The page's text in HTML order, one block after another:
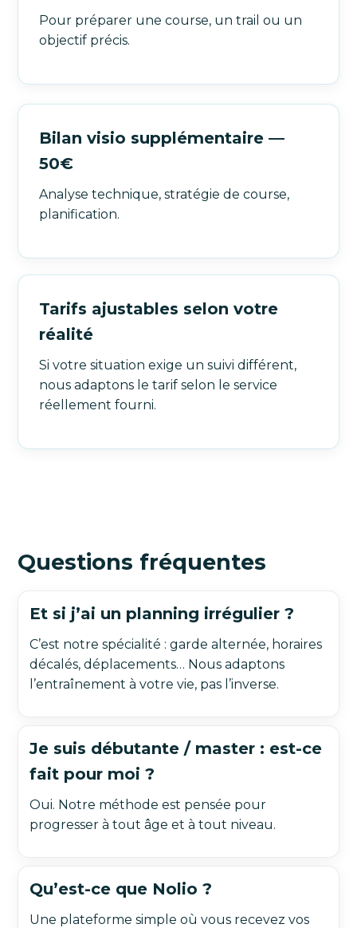
Pour préparer une course, un trail ou un
objectif précis.
Bilan visio supplémentaire —
50€
Analyse technique, stratégie de course,
planification.
Tarifs ajustables selon votre
réalité
Si votre situation exige un suivi différent,
nous adaptons le tarif selon le service
réellement fourni.
Questions fréquentes
Et si j’ai un planning irrégulier ?
C’est notre spécialité : garde alternée, horaires
décalés, déplacements… Nous adaptons
l’entraînement à votre vie, pas l’inverse.
Je suis débutante / master : est-ce
fait pour moi ?
Oui. Notre méthode est pensée pour
progresser à tout âge et à tout niveau.
Qu’est-ce que Nolio ?
Une plateforme simple où vous recevez vos